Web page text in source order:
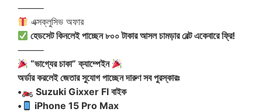
⸻
এক্সক্লুসিভ অফার
হেডসেট কিনলেই পাচ্ছেন ৮০০ টাকার আসল চামড়ার বেল্ট একেবারে ফ্রি!
⸻
“ভাগ্যের চাকা” ক্যাম্পেইন
অর্ডার করলেই জেতার সুযোগ পাচ্ছেন দারুণ সব পুরস্কারঃ
•🏍 Suzuki Gixxer FI বাইক
•
iPhone 15 Pro Max